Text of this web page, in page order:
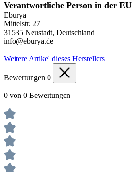
Verantwortliche Person in der EU
Eburya
Mittelstr. 27
31535 Neustadt, Deutschland
info@eburya.de
Weitere Artikel dieses Herstellers
Bewertungen 0
0 von 0 Bewertungen